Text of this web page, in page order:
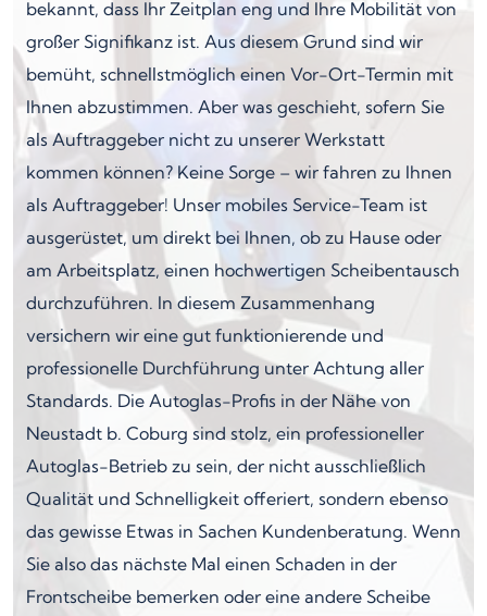
bekannt, dass Ihr Zeitplan eng und Ihre Mobilität von
großer Signifikanz ist. Aus diesem Grund sind wir
bemüht, schnellstmöglich einen Vor-Ort-Termin mit
Ihnen abzustimmen. Aber was geschieht, sofern Sie
als Auftraggeber nicht zu unserer Werkstatt
kommen können? Keine Sorge – wir fahren zu Ihnen
als Auftraggeber! Unser mobiles Service-Team ist
ausgerüstet, um direkt bei Ihnen, ob zu Hause oder
am Arbeitsplatz, einen hochwertigen Scheibentausch
durchzuführen. In diesem Zusammenhang
versichern wir eine gut funktionierende und
professionelle Durchführung unter Achtung aller
Standards. Die Autoglas-Profis in der Nähe von
Neustadt b. Coburg sind stolz, ein professioneller
Autoglas-Betrieb zu sein, der nicht ausschließlich
Qualität und Schnelligkeit offeriert, sondern ebenso
das gewisse Etwas in Sachen Kundenberatung. Wenn
Sie also das nächste Mal einen Schaden in der
Frontscheibe bemerken oder eine andere Scheibe